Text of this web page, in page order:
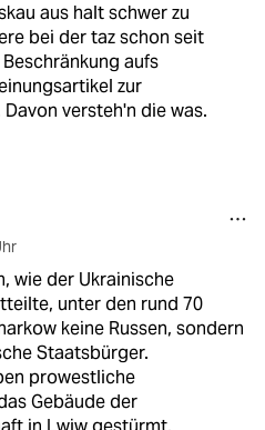
aus halt schwer zu
bei der taz schon seit
aufs
zur
versteh'n die was.
wie der Ukrainische
unter den rund 70
keine Russen, sondern
Staatsbürger.
prowestliche
Gebäude der